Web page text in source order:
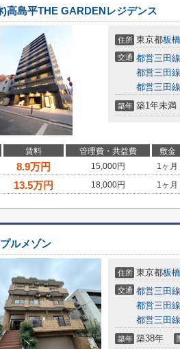
)高島平THE GARDENレジデンス
住所 東京都板
交通 都営三田線
都営三田線
都営三田線
築年 築1年未満
賃料 管理費・共益費 敷金
8.9万円 15,000円 1ヶ月
13.5万円 18,000円 1ヶ月
ルメゾン
住所 東京都板
交通 都営三田線
都営三田線
都営三田線
築年 築38年